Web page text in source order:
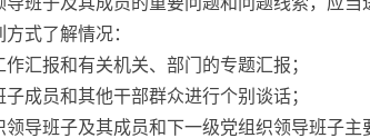
式了解情况：
报和有关机关、部门的专题汇报；
员和其他干部群众进行个别谈话；
班子及其成员和下一级党组织领导班子主